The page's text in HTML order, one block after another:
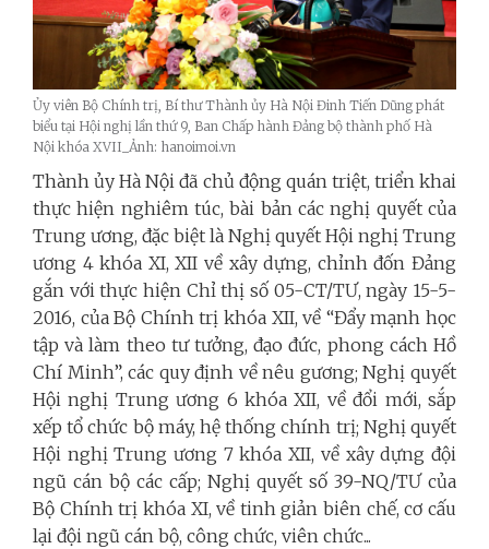
Ủy viên Bộ Chính trị, Bí thư Thành ủy Hà Nội Đinh Tiến Dũng phát
biểu tại Hội nghị lần thứ 9, Ban Chấp hành Đảng bộ thành phố Hà
Nội khóa XVII_Ảnh: hanoimoi.vn
Thành ủy Hà Nội đã chủ động quán triệt, triển khai
thực hiện nghiêm túc, bài bản các nghị quyết của
Trung ương, đặc biệt là Nghị quyết Hội nghị Trung
ương 4 khóa XI, XII về xây dựng, chỉnh đốn Đảng
gắn với thực hiện Chỉ thị số 05-CT/TƯ, ngày 15-5-
2016, của Bộ Chính trị khóa XII, về “Đẩy mạnh học
tập và làm theo tư tưởng, đạo đức, phong cách Hồ
Chí Minh”, các quy định về nêu gương; Nghị quyết
Hội nghị Trung ương 6 khóa XII, về đổi mới, sắp
xếp tổ chức bộ máy, hệ thống chính trị; Nghị quyết
Hội nghị Trung ương 7 khóa XII, về xây dựng đội
ngũ cán bộ các cấp; Nghị quyết số 39-NQ/TƯ của
Bộ Chính trị khóa XI, về tinh giản biên chế, cơ cấu
lại đội ngũ cán bộ, công chức, viên chức...